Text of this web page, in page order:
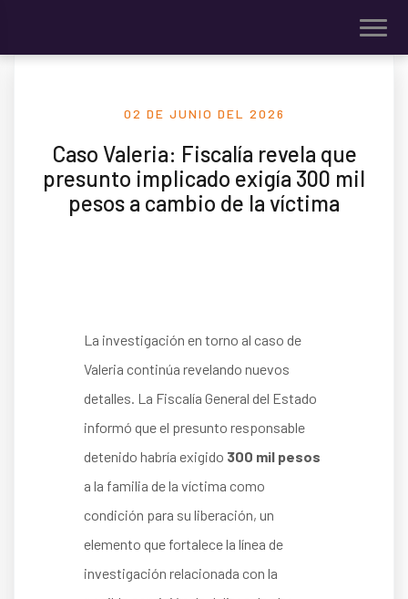
02 DE JUNIO DEL 2026
Caso Valeria: Fiscalía revela que
presunto implicado exigía 300 mil
pesos a cambio de la víctima
La investigación en torno al caso de
Valeria continúa revelando nuevos
detalles. La Fiscalía General del Estado
informó que el presunto responsable
detenido habría exigido 300 mil pesos
a la familia de la víctima como
condición para su liberación, un
elemento que fortalece la línea de
investigación relacionada con la